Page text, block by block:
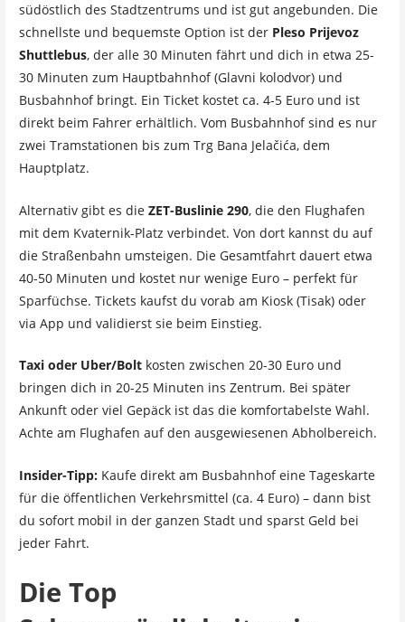
südöstlich des Stadtzentrums und ist gut angebunden. Die
schnellste und bequemste Option ist der Pleso Prijevoz
Shuttlebus, der alle 30 Minuten fährt und dich in etwa 25-
30 Minuten zum Hauptbahnhof (Glavni kolodvor) und
Busbahnhof bringt. Ein Ticket kostet ca. 4-5 Euro und ist
direkt beim Fahrer erhältlich. Vom Busbahnhof sind es nur
zwei Tramstationen bis zum Trg Bana Jelačića, dem
Hauptplatz.
Alternativ gibt es die ZET-Buslinie 290, die den Flughafen
mit dem Kvaternik-Platz verbindet. Von dort kannst du auf
die Straßenbahn umsteigen. Die Gesamtfahrt dauert etwa
40-50 Minuten und kostet nur wenige Euro – perfekt für
Sparfüchse. Tickets kaufst du vorab am Kiosk (Tisak) oder
via App und validierst sie beim Einstieg.
Taxi oder Uber/Boltkosten zwischen 20-30 Euro und
bringen dich in 20-25 Minuten ins Zentrum. Bei später
Ankunft oder viel Gepäck ist das die komfortabelste Wahl.
Achte am Flughafen auf den ausgewiesenen Abholbereich.
Insider-Tipp:Kaufe direkt am Busbahnhof eine Tageskarte
für die öffentlichen Verkehrsmittel (ca. 4 Euro) – dann bist
du sofort mobil in der ganzen Stadt und sparst Geld bei
jeder Fahrt.
Die Top